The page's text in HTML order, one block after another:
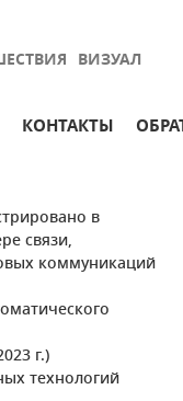
ВИЗУАЛ
КОНТАКТЫ
в
связи,
коммуникаций
г.)
технологий